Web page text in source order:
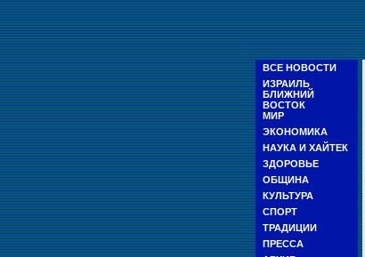
ВСЕ НОВОСТИ
ИЗРАИЛЬ
БЛИЖНИЙ
ВОСТОК
МИР
ЭКОНОМИКА
НАУКА И ХАЙТЕК
ЗДОРОВЬЕ
ОБЩИНА
КУЛЬТУРА
СПОРТ
ТРАДИЦИИ
ПРЕССА